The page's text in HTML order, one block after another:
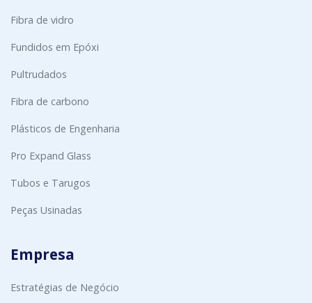
Fibra de vidro
Fundidos em Epóxi
Pultrudados
Fibra de carbono
Plásticos de Engenharia
Pro Expand Glass
Tubos e Tarugos
Peças Usinadas
Empresa
Estratégias de Negócio